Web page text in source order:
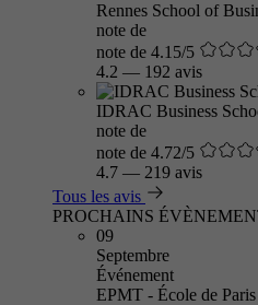
Rennes School of
note de
note de 4.15/5
4.2 — 192 avis
IDRAC Business
note de
note de 4.72/5
4.7 — 219 avis
Tous les avis
PROCHAINS
09
Septembre
Événement
EPMT - École de